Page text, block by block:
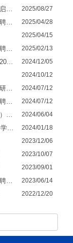
中国科学院微电子研究所动力运维人员招聘启事（劳务派遣） 2025/08/27
集成电路制造技术全国重点实验室副主任招聘启事 2025/04/28
2025/04/15
中国科学院高技术项目管理中心工作人员招聘启事 2025/02/13
中国科学院微电子研究所诚邀海外英才申报2025年海外优青项目 2024/12/05
2024/10/12
中国科学院微电子研究所集成电路先导工艺研发中心主任招聘启事 2024/07/12
中国科学院微电子研究所人事处业务主管招聘启事 2024/07/12
集成电路制造技术重点实验室（中国科学院）副主任招聘启事 2024/06/04
中国科学院微电子研究所2024年国家自然科学基金优秀青年科学基金项目（海外）项目申报邀请 2024/01/18
2023/12/06
2023/10/07
2023/09/01
中国科学院高技术项目管理中心工作人员招聘启事 2023/06/14
2022/12/20